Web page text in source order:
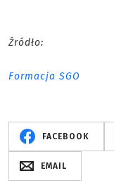
Źródło:
Formacja SGO
FACEBOOK
EMAIL